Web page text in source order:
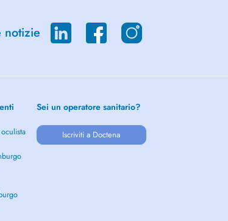
notizie
Sei un operatore sanitario?
Iscriviti a Doctena